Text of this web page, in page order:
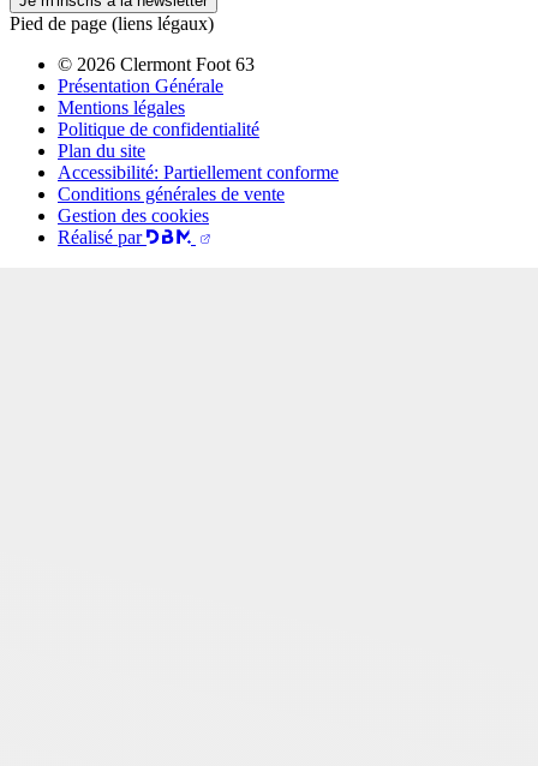
Pied de page (liens légaux)
© 2026 Clermont Foot 63
Présentation Générale
Mentions légales
Politique de confidentialité
Plan du site
Accessibilité: Partiellement conforme
Conditions générales de vente
Gestion des cookies
Réalisé par